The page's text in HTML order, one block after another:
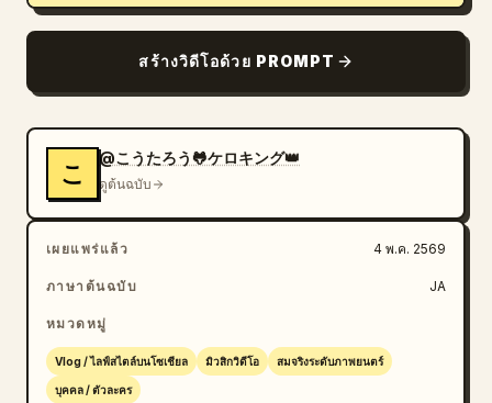
สร้างวิดีโอด้วย PROMPT
こ
@こうたろう🐸ケロキング👑
ดูต้นฉบับ
เผยแพร่แล้ว 4 พ.ค. 2569
ภาษาต้นฉบับ JA
หมวดหมู่
Vlog / ไลฟ์สไตล์บนโซเชียล มิวสิกวิดีโอ สมจริงระดับภาพยนตร์
บุคคล / ตัวละคร